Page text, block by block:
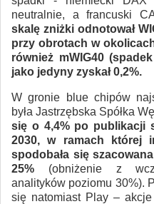
neutralnie, a francuski
skalę zniżki odnotował
przy obrotach w
również mWIG40
jako jedyny zyskał 0,2%.
W gronie blue chipów
była Jastrzębska Spółka
się o 4,4% po publikacji
2030, w ramach której
spodobała się
25% (obniżenie z
analityków poziomu 30%).
się natomiast Play –